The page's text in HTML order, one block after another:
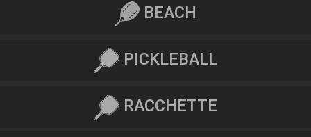
BEACH
PICKLEBALL
RACCHETTE